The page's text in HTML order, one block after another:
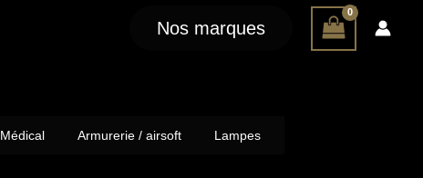
Nos marques
Médical Armurerie / airsoft Lampes